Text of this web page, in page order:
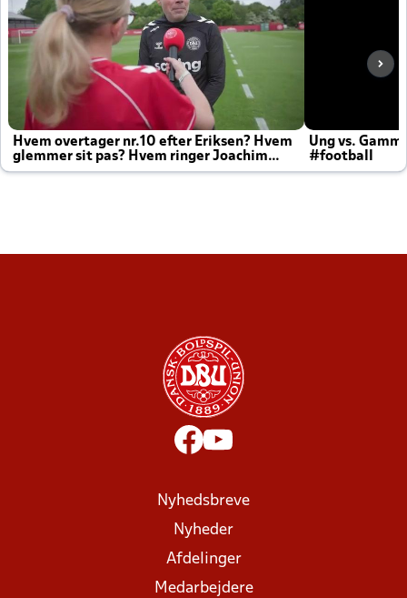
Hvem overtager nr.10 efter Eriksen? Hvem
glemmer sit pas? Hvem ringer Joachim
altid til efter kampe?
Ung vs.
#football
Nyhedsbreve
Nyheder
Afdelinger
Medarbejdere